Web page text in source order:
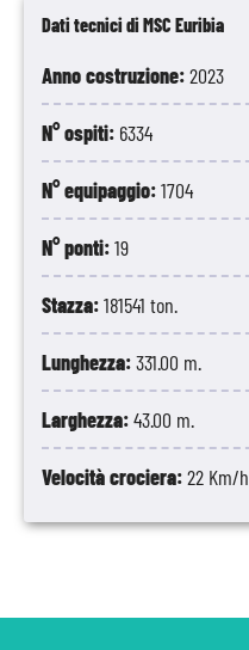
Dati tecnici di MSC Euribia
Anno costruzione:2023
N° ospiti: 6334
N° equipaggio:1704
N° ponti:19
Stazza:181541 ton.
Lunghezza:331.00 m.
Larghezza:43.00 m.
Velocità crociera:22 Km/h